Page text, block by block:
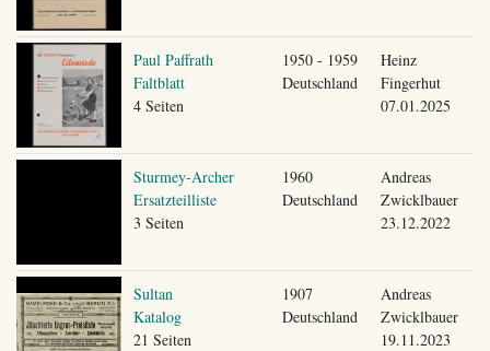
Paul Paffrath
Faltblatt
4 Seiten
1950 - 1959
Deutschland
Heinz
Fingerhut
07.01.2025
Sturmey-Archer
Ersatzteilliste
3 Seiten
1960
Deutschland
Andreas
Zwicklbauer
23.12.2022
Sultan
Katalog
21 Seiten
1907
Deutschland
Andreas
Zwicklbauer
19.11.2023